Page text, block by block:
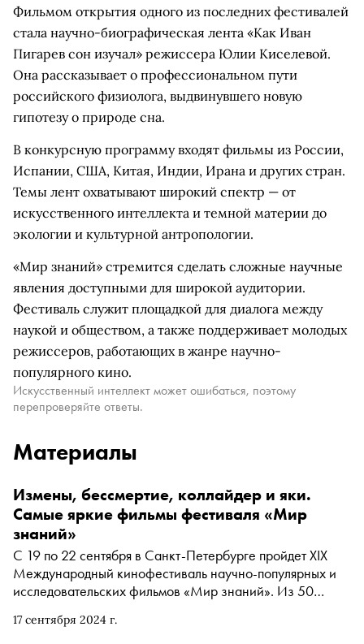
Фильмом открытия одного из последних фестивалей
стала научно-биографическая лента «Как Иван
Пигарев сон изучал» режиссера Юлии Киселевой.
Она рассказывает о профессиональном пути
российского физиолога, выдвинувшего новую
гипотезу о природе сна.
В конкурсную программу входят фильмы из России,
Испании, США, Китая, Индии, Ирана и других стран.
Темы лент охватывают широкий спектр — от
искусственного интеллекта и темной материи до
экологии и культурной антропологии.
«Мир знаний» стремится сделать сложные научные
явления доступными для широкой аудитории.
Фестиваль служит площадкой для диалога между
наукой и обществом, а также поддерживает молодых
режиссеров, работающих в жанре научно-
популярного кино.
Искусственный интеллект может ошибаться, поэтому
перепроверяйте ответы.
Материалы
17 сентября 2024 г.
Измены, бессмертие, коллайдер и яки.
Самые яркие фильмы фестиваля «Мир
знаний»
С 19 по 22 сентября в Санкт-Петербурге пройдет XIX
Международный кинофестиваль научно-популярных и
исследовательских фильмов «Мир знаний». Из 50
разных программах, «Сноб» собрал шесть самых